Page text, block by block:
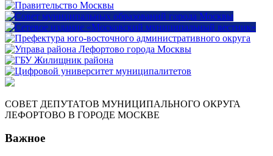
СОВЕТ ДЕПУТАТОВ МУНИЦИПАЛЬНОГО ОКРУГА
ЛЕФОРТОВО В ГОРОДЕ МОСКВЕ
Важное